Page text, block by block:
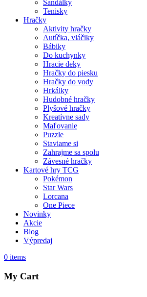
Sandálky
Tenisky
Hračky
Aktivity hračky
Autíčka, vláčiky
Bábiky
Do kuchynky
Hracie deky
Hračky do piesku
Hračky do vody
Hrkálky
Hudobné hračky
Plyšové hračky
Kreatívne sady
Maľovanie
Puzzle
Staviame si
Zahrajme sa spolu
Závesné hračky
Kartové hry TCG
Pokémon
Star Wars
Lorcana
One Piece
Novinky
Akcie
Blog
Výpredaj
0 items
My Cart